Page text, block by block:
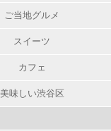
ご当地グルメ
スイーツ
カフェ
美味しい渋谷区